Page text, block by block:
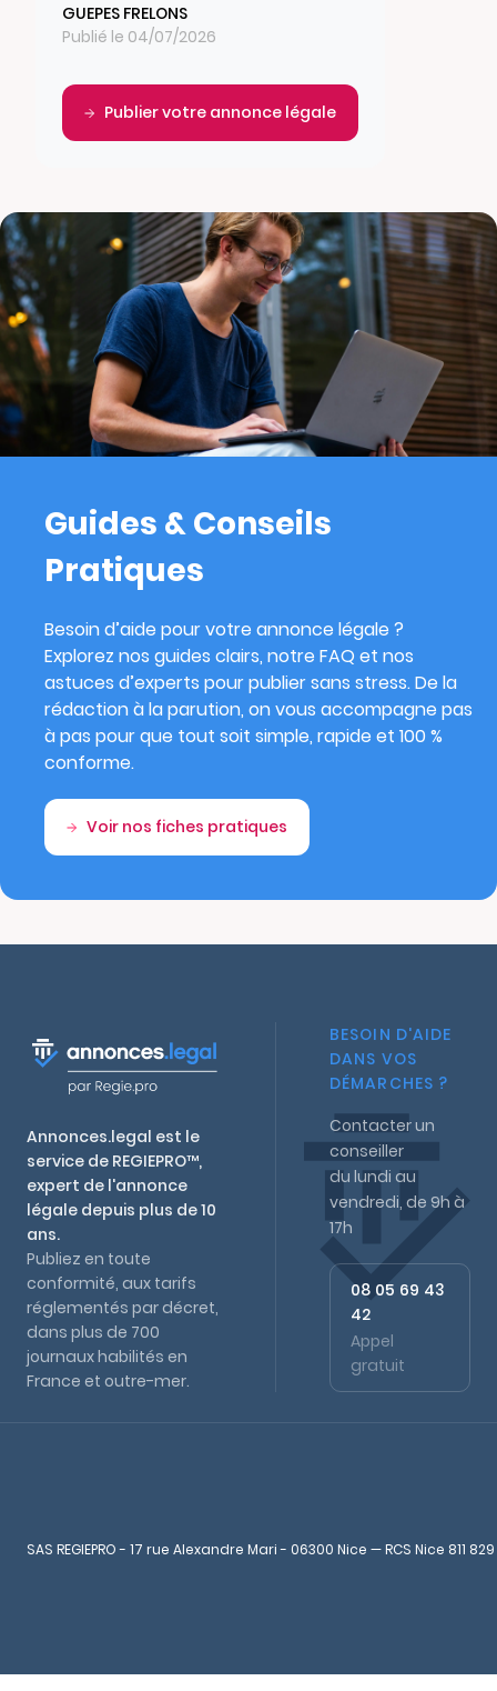
GUEPES FRELONS
Publié le 04/07/2026
Publier votre annonce légale
Guides & Conseils
Pratiques
Besoin d’aide pour votre annonce légale ?
Explorez nos guides clairs, notre FAQ et nos
astuces d’experts pour publier sans stress. De la
rédaction à la parution, on vous accompagne pas
à pas pour que tout soit simple, rapide et 100 %
conforme.
Voir nos fiches pratiques
Annonces.legal est le
service de REGIEPRO™,
expert de l'annonce
légale depuis plus de 10
ans.
Publiez en toute
conformité, aux tarifs
réglementés par décret,
dans plus de 700
journaux habilités en
France et outre-mer.
BESOIN D'AIDE
DANS VOS
DÉMARCHES ?
Contacter un
conseiller
du lundi au
vendredi, de 9h à
17h
08 05 69 43
42
Appel
gratuit
SAS REGIEPRO - 17 rue Alexandre Mari - 06300 Nice — RCS Nice 811